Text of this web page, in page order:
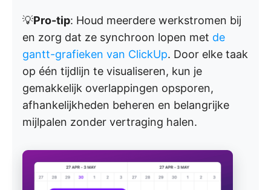
💡Pro-tip: Houd meerdere werkstromen bij
en zorg dat ze synchroon lopen met de
gantt-grafieken van ClickUp. Door elke taak
op één tijdlijn te visualiseren, kun je
gemakkelijk overlappingen opsporen,
afhankelijkheden beheren en belangrijke
mijlpalen zonder vertraging halen.